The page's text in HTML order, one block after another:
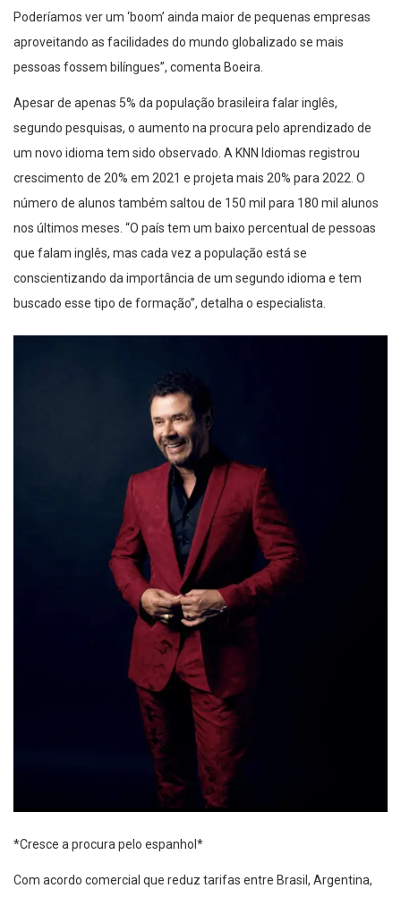
Poderíamos ver um ‘boom’ ainda maior de pequenas empresas
aproveitando as facilidades do mundo globalizado se mais
pessoas fossem bilíngues”, comenta Boeira.
Apesar de apenas 5% da população brasileira falar inglês,
segundo pesquisas, o aumento na procura pelo aprendizado de
um novo idioma tem sido observado. A KNN Idiomas registrou
crescimento de 20% em 2021 e projeta mais 20% para 2022. O
número de alunos também saltou de 150 mil para 180 mil alunos
nos últimos meses. “O país tem um baixo percentual de pessoas
que falam inglês, mas cada vez a população está se
conscientizando da importância de um segundo idioma e tem
buscado esse tipo de formação”, detalha o especialista.
*Cresce a procura pelo espanhol*
Com acordo comercial que reduz tarifas entre Brasil, Argentina,